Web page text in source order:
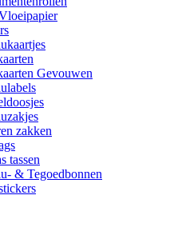
Gevouwen
zakken
tassen
& Tegoedbonnen